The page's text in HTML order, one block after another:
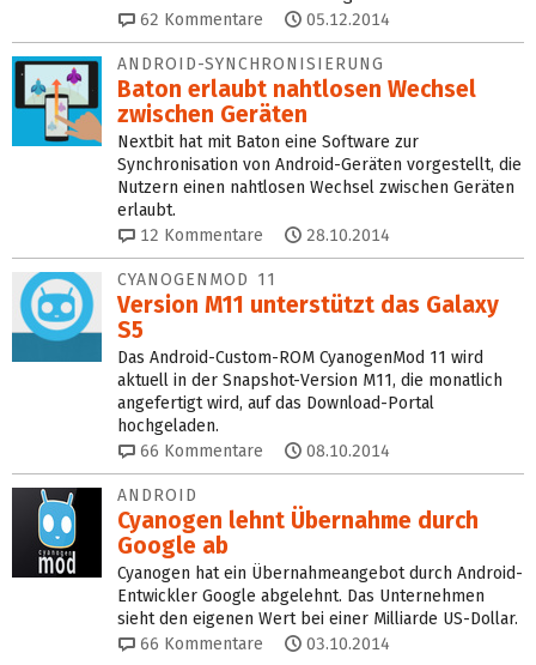
62 Kommentare 05.12.2014
ANDROID-SYNCHRONISIERUNG
Baton erlaubt nahtlosen Wechsel
zwischen Geräten
Nextbit hat mit Baton eine Software zur
Synchronisation von Android-Geräten vorgestellt, die
Nutzern einen nahtlosen Wechsel zwischen Geräten
erlaubt.
12 Kommentare 28.10.2014
CYANOGENMOD 11
Version M11 unterstützt das Galaxy
S5
Das Android-Custom-ROM CyanogenMod 11 wird
aktuell in der Snapshot-Version M11, die monatlich
angefertigt wird, auf das Download-Portal
hochgeladen.
66 Kommentare 08.10.2014
ANDROID
Cyanogen lehnt Übernahme durch
Google ab
Cyanogen hat ein Übernahmeangebot durch Android-
Entwickler Google abgelehnt. Das Unternehmen
sieht den eigenen Wert bei einer Milliarde US-Dollar.
66 Kommentare 03.10.2014